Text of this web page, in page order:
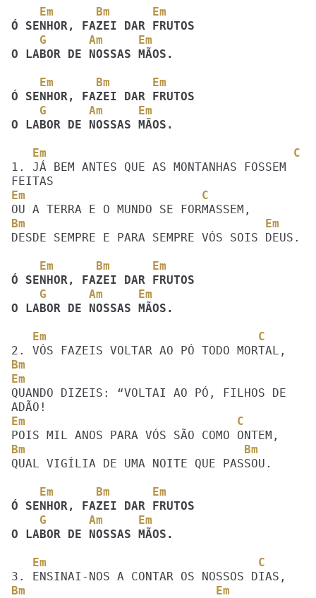
    Em      Bm      Em
    G      Am     Em
O LABOR DE NOSSAS MÃOS.
    Em      Bm      Em
    G      Am     Em
O LABOR DE NOSSAS MÃOS.
   Em                                   C
1. JÁ BEM ANTES QUE AS MONTANHAS FOSSEM
Em                         C
Bm                                  Em
DESDE SEMPRE E PARA SEMPRE VÓS SOIS DEUS.
    Em      Bm      Em
    G      Am     Em
O LABOR DE NOSSAS MÃOS.
   Em                              C
Bm
Em
QUANDO DIZEIS: “VOLTAI AO PÓ, FILHOS DE
Em                              C
Bm                               Bm
QUAL VIGÍLIA DE UMA NOITE QUE PASSOU.
    Em      Bm      Em
    G      Am     Em
O LABOR DE NOSSAS MÃOS.
   Em                              C
Bm                           Em